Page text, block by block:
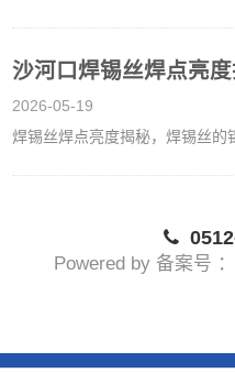
沙河口焊锡丝焊点亮
2026-05-19
焊锡丝焊点亮度揭秘，焊锡丝的
Powered by 备案号